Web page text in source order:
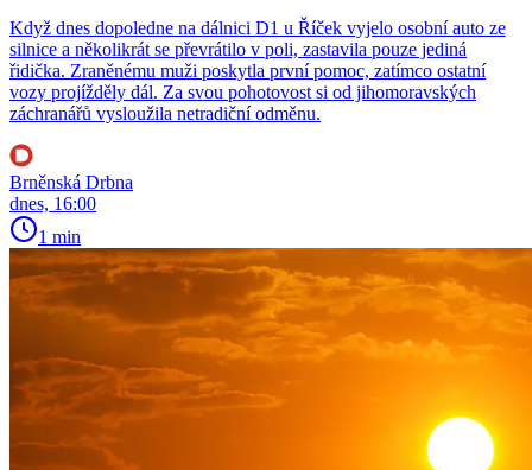
Když dnes dopoledne na dálnici D1 u Říček vyjelo osobní auto ze
silnice a několikrát se převrátilo v poli, zastavila pouze jediná
řidička. Zraněnému muži poskytla první pomoc, zatímco ostatní
vozy projížděly dál. Za svou pohotovost si od jihomoravských
záchranářů vysloužila netradiční odměnu.
Brněnská Drbna
dnes, 16:00
1 min